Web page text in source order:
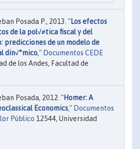
Posada P., 2013. "Los efectos
de la pol√≠tica fiscal y del
predicciones de un modelo de
din√°mico," Documentos CEDE
de los Andes, Facultad de
Posada, 2012. "Homer: A
Economics," Documentos
Público 12544, Universidad